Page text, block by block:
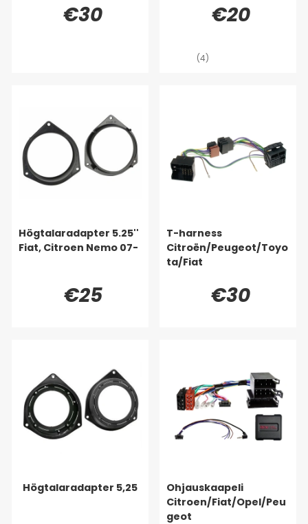
€30 €20
(4)
Högtalaradapter 5.25''
Fiat, Citroen Nemo 07-
€25
T-harness
Citroën/Peugeot/Toyo
ta/Fiat
€30
Högtalaradapter 5,25
Ohjauskaapeli
Citroen/Fiat/Opel/Peu
geot